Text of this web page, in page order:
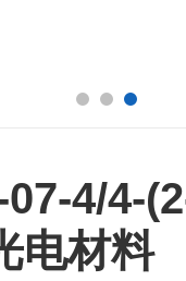
07-4/4-
电材料